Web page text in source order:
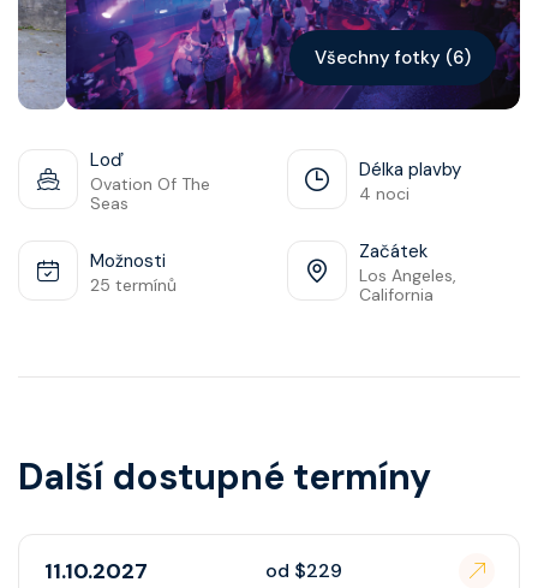
Vyhledat plavbu Všechny fotky (6)
Loď
Ovation Of The
Seas
Délka plavby
4 noci
Možnosti
25 termínů
Začátek
Los Angeles,
California
Další dostupné termíny
11.10.2027 od $229